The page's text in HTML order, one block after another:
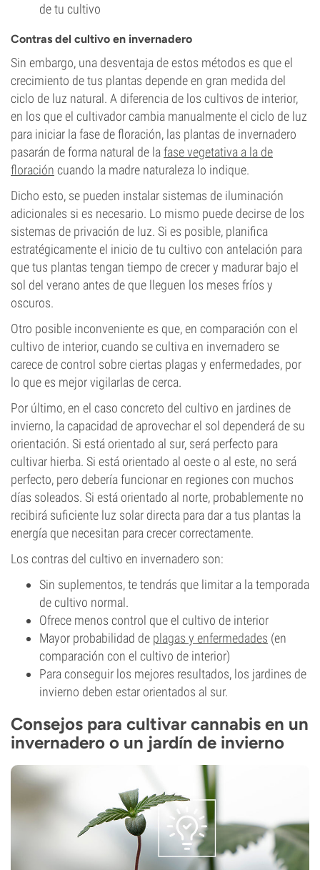
de tu cultivo
Contras del cultivo en invernadero
Sin embargo, una desventaja de estos métodos es que el
crecimiento de tus plantas depende en gran medida del
ciclo de luz natural. A diferencia de los cultivos de interior,
en los que el cultivador cambia manualmente el ciclo de luz
para iniciar la fase de floración, las plantas de invernadero
pasarán de forma natural de lafase vegetativa a la de
floración cuando la madre naturaleza lo indique.
Dicho esto, se pueden instalar sistemas de iluminación
adicionales si es necesario. Lo mismo puede decirse de los
sistemas de privación de luz. Si es posible, planifica
estratégicamente el inicio de tu cultivo con antelación para
que tus plantas tengan tiempo de crecer y madurar bajo el
sol del verano antes de que lleguen los meses fríos y
oscuros.
Otro posible inconveniente es que, en comparación con el
cultivo de interior, cuando se cultiva en invernadero se
carece de control sobre ciertas plagas y enfermedades, por
lo que es mejor vigilarlas de cerca.
Por último, en el caso concreto del cultivo en jardines de
invierno, la capacidad de aprovechar el sol dependerá de su
orientación. Si está orientado al sur, será perfecto para
cultivar hierba. Si está orientado al oeste o al este, no será
perfecto, pero debería funcionar en regiones con muchos
días soleados. Si está orientado al norte, probablemente no
recibirá suficiente luz solar directa para dar a tus plantas la
energía que necesitan para crecer correctamente.
Los contras del cultivo en invernadero son:
Sin suplementos, te tendrás que limitar a la temporada
de cultivo normal.
Ofrece menos control que el cultivo de interior
Mayor probabilidad de plagas y enfermedades (en
comparación con el cultivo de interior)
Para conseguir los mejores resultados, los jardines de
invierno deben estar orientados al sur.
Consejos para cultivar cannabis en un
invernadero o un jardín de invierno